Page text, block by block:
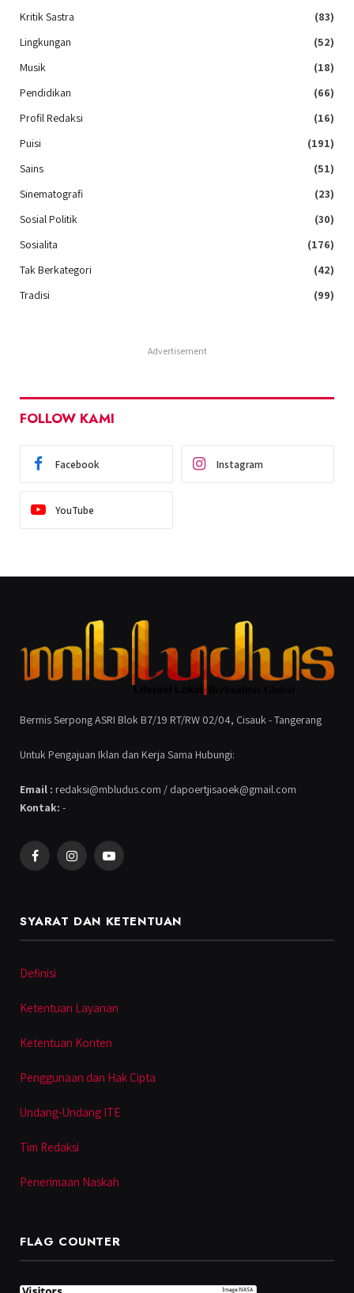
Kritik Sastra
(83)
Lingkungan
(52)
Musik
(18)
Pendidikan
(66)
Profil Redaksi
(16)
Puisi
(191)
Sains
(51)
Sinematografi
(23)
Sosial Politik
(30)
Sosialita
(176)
Tak Berkategori
(42)
Tradisi
(99)
Advertisement
FOLLOW KAMI
Facebook Instagram
YouTube
Bermis Serpong ASRI Blok B7/19 RT/RW 02/04, Cisauk - Tangerang
Untuk Pengajuan Iklan dan Kerja Sama Hubungi:
Email : redaksi@mbludus.com / dapoertjisaoek@gmail.com
Kontak: -
FacebookInstagramYouTube
SYARAT DAN KETENTUAN
Definisi
Ketentuan Layanan
Ketentuan Konten
Penggunaan dan Hak Cipta
Undang-Undang ITE
Tim Redaksi
Penerimaan Naskah
FLAG COUNTER